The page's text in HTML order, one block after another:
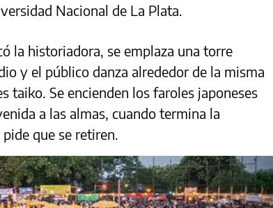
Nacional de La Plata.
la historiadora, se emplaza una torre
y el público danza alrededor de la misma
taiko. Se encienden los faroles japoneses
a las almas, cuando termina la
que se retiren.